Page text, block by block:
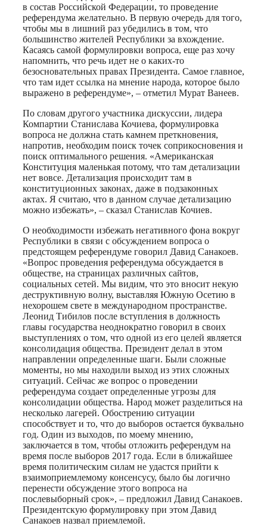
в состав Российской Федерации, то проведение
референдума желательно. В первую очередь для того,
чтобы мы в лишний раз убедились в том, что
большинство жителей Республики за вхождение.
Касаясь самой формулировки вопроса, еще раз хочу
напомнить, что речь идет не о каких-то
безосновательных правах Президента. Самое главное,
что там идет ссылка на мнение народа, которое было
выражено в референдуме», – отметил Мурат Ванеев.
По словам другого участника дискуссии, лидера
Компартии Станислава Кочиева, формулировка
вопроса не должна стать камнем преткновения,
напротив, необходим поиск точек соприкосновения и
поиск оптимального решения. «Американская
Конституция маленькая потому, что там детализации
нет вовсе. Детализация происходит там в
конституционных законах, даже в подзаконных
актах. Я считаю, что в данном случае детализацию
можно избежать», – сказал Станислав Кочиев.
О необходимости избежать негативного фона вокруг
Республики в связи с обсуждением вопроса о
предстоящем референдуме говорил Давид Санакоев.
«Вопрос проведения референдума обсуждается в
обществе, на страницах различных сайтов,
социальных сетей. Мы видим, что это вносит некую
деструктивную волну, выставляя Южную Осетию в
нехорошем свете в международном пространстве.
Леонид Тибилов после вступления в должность
главы государства неоднократно говорил в своих
выступлениях о том, что одной из его целей является
консолидация общества. Президент делал в этом
направлении определенные шаги. Были сложные
моменты, но мы находили выход из этих сложных
ситуаций. Сейчас же вопрос о проведении
референдума создает определенные угрозы для
консолидации общества. Народ может разделиться на
несколько лагерей. Обострению ситуации
способствует и то, что до выборов остается буквально
год. Один из выходов, по моему мнению,
заключается в том, чтобы отложить референдум на
время после выборов 2017 года. Если в ближайшее
время политическим силам не удастся прийти к
взаимоприемлемому консенсусу, было бы логично
перенести обсуждение этого вопроса на
послевыборный срок», – предложил Давид Санакоев.
Президентскую формулировку при этом Давид
Санакоев назвал приемлемой.